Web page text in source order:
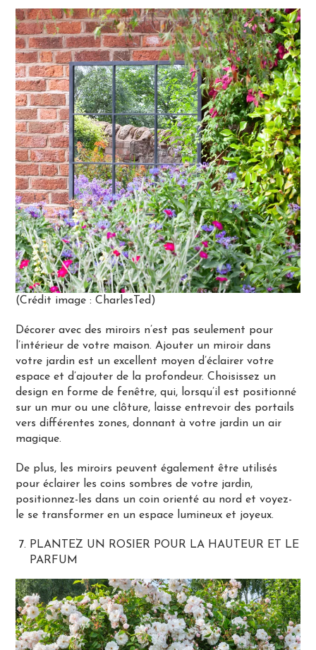
(Crédit image : CharlesTed)
Décorer avec des miroirs n’est pas seulement pour
l’intérieur de votre maison. Ajouter un miroir dans
votre jardin est un excellent moyen d’éclairer votre
espace et d’ajouter de la profondeur. Choisissez un
design en forme de fenêtre, qui, lorsqu’il est positionné
sur un mur ou une clôture, laisse entrevoir des portails
vers différentes zones, donnant à votre jardin un air
magique.
De plus, les miroirs peuvent également être utilisés
pour éclairer les coins sombres de votre jardin,
positionnez-les dans un coin orienté au nord et voyez-
le se transformer en un espace lumineux et joyeux.
PLANTEZ UN ROSIER POUR LA HAUTEUR ET LE
PARFUM